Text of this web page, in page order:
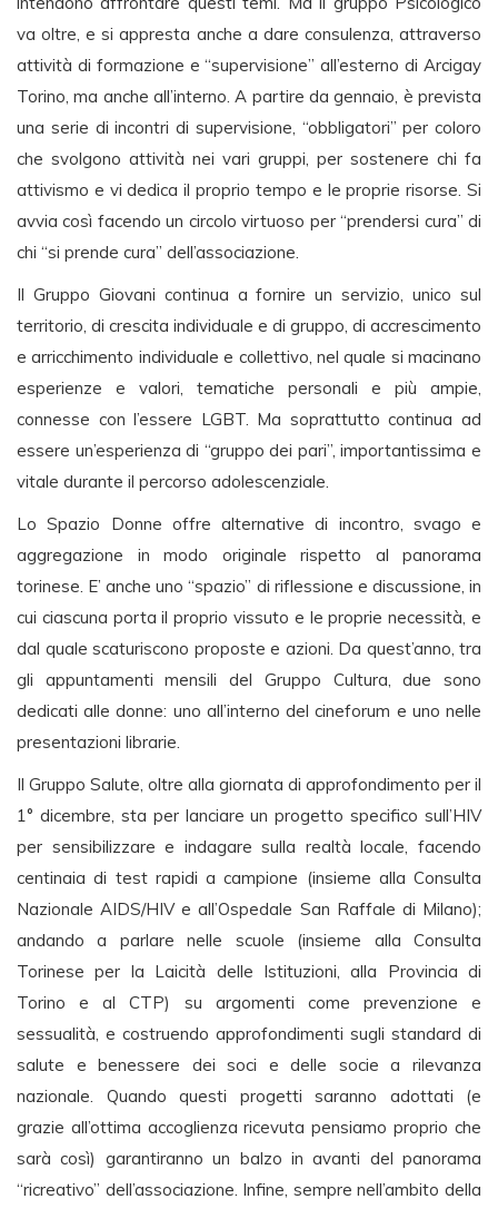
va oltre, e si appresta anche a dare consulenza, attraverso
attività di formazione e “supervisione” all’esterno di Arcigay
Torino, ma anche all’interno. A partire da gennaio, è prevista
una serie di incontri di supervisione, “obbligatori” per coloro
che svolgono attività nei vari gruppi, per sostenere chi fa
attivismo e vi dedica il proprio tempo e le proprie risorse. Si
avvia così facendo un circolo virtuoso per “prendersi cura” di
chi “si prende cura” dell’associazione.
Il Gruppo Giovani continua a fornire un servizio, unico sul
territorio, di crescita individuale e di gruppo, di accrescimento
e arricchimento individuale e collettivo, nel quale si macinano
esperienze e valori, tematiche personali e più ampie,
connesse con l’essere LGBT. Ma soprattutto continua ad
essere un’esperienza di “gruppo dei pari”, importantissima e
vitale durante il percorso adolescenziale.
Lo Spazio Donne offre alternative di incontro, svago e
aggregazione in modo originale rispetto al panorama
torinese. E’ anche uno “spazio” di riflessione e discussione, in
cui ciascuna porta il proprio vissuto e le proprie necessità, e
dal quale scaturiscono proposte e azioni. Da quest’anno, tra
gli appuntamenti mensili del Gruppo Cultura, due sono
dedicati alle donne: uno all’interno del cineforum e uno nelle
presentazioni librarie.
Il Gruppo Salute, oltre alla giornata di approfondimento per il
1° dicembre, sta per lanciare un progetto specifico sull’HIV
per sensibilizzare e indagare sulla realtà locale, facendo
centinaia di test rapidi a campione (insieme alla Consulta
Nazionale AIDS/HIV e all’Ospedale San Raffale di Milano);
andando a parlare nelle scuole (insieme alla Consulta
Torinese per la Laicità delle Istituzioni, alla Provincia di
Torino e al CTP) su argomenti come prevenzione e
sessualità, e costruendo approfondimenti sugli standard di
salute e benessere dei soci e delle socie a rilevanza
nazionale. Quando questi progetti saranno adottati (e
grazie all’ottima accoglienza ricevuta pensiamo proprio che
sarà così) garantiranno un balzo in avanti del panorama
“ricreativo” dell’associazione. Infine, sempre nell’ambito della